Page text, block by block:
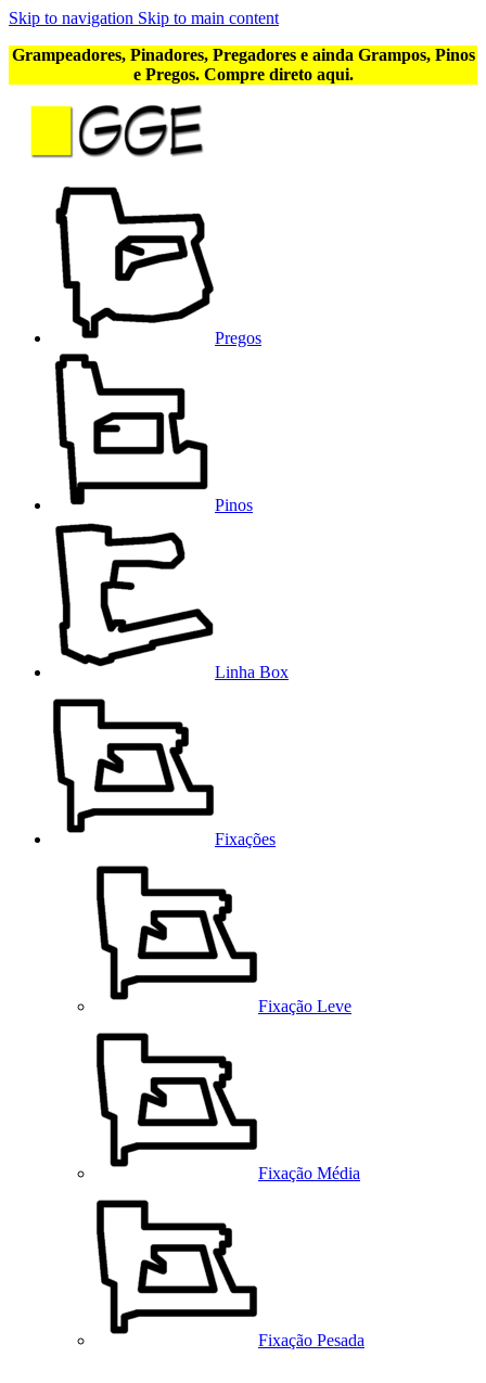
Skip to navigation Skip to main content
Grampeadores, Pinadores, Pregadores e ainda Grampos, Pinos
e Pregos. Compre direto aqui.
Pregos
Pinos
Linha Box
Fixações
Fixação Leve
Fixação Média
Fixação Pesada